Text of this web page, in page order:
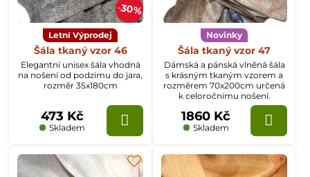
30%
Letní Výprodej
Šála tkaný vzor 46
Elegantní unisex šála vhodná
na nošení od podzimu do jara,
rozměr 35x180cm
Skladem
473 Kč
Novinky
Šála tkaný vzor 47
Dámská a pánská vlněná šála
s krásným tkaným vzorem a
rozměrem 70x200cm určená
k celoročnímu nošení.
Skladem
1860 Kč